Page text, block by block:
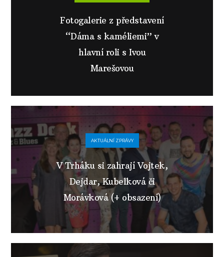
Fotogalerie z představení
“Dáma s kaméliemi” v
hlavní roli s Ivou
Marešovou
AKTUÁLNÍ ZPRÁVY
V Trháku si zahrají Vojtek,
Dejdar, Kubelková či
Morávková (+ obsazení)